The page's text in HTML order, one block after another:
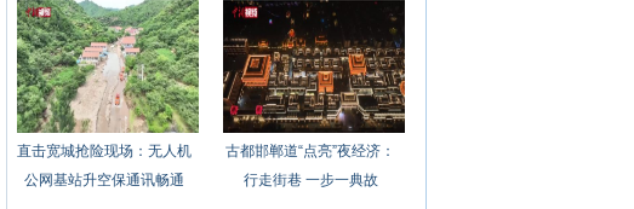
直击宽城抢险现场：无人机
公网基站升空保通讯畅通
古都邯郸道“点亮”夜经济：
行走街巷 一步一典故